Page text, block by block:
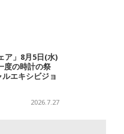
ア」8月5日(水)
度の時計の祭
エキシビジョ
2026.7.27